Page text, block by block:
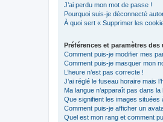
J’ai perdu mon mot de passe !
Pourquoi suis-je déconnecté
À quoi sert « Supprimer les
Préférences et paramètres
Comment puis-je modifier mes
Comment puis-je masquer mon
L’heure n’est pas correcte !
J’ai réglé le fuseau horaire mais
Ma langue n’apparaît pas dans la
Que signifient les images situées
Comment puis-je afficher un
Quel est mon rang et comment